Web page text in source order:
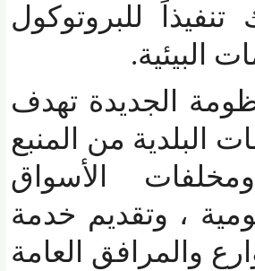
للبروتوكول
الجديدة تهدف
من المنبع
الأسواق
، وتقديم خدمة
العامة